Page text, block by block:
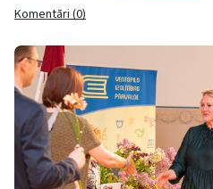
Komentāri (0)